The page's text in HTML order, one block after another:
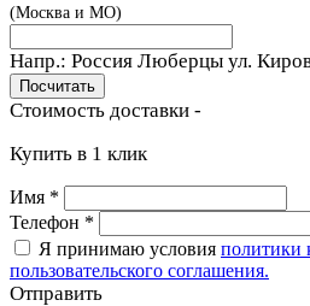
(Москва и МО)
Напр.: Россия Люберцы ул.
Стоимость доставки -
Купить в 1 клик
Имя *
Телефон *
Я принимаю условия политики
пользовательского соглашения.
Отправить